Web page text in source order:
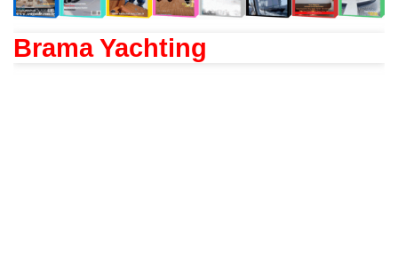
Brama Yachting